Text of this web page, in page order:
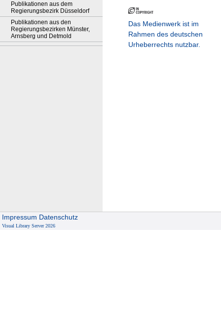
Publikationen aus dem
Regierungsbezirk Düsseldorf
Publikationen aus den
Regierungsbezirken Münster,
Arnsberg und Detmold
Das Medienwerk ist im
Rahmen des deutschen
Urheberrechts nutzbar.
Impressum Datenschutz
Visual Library Server 2026